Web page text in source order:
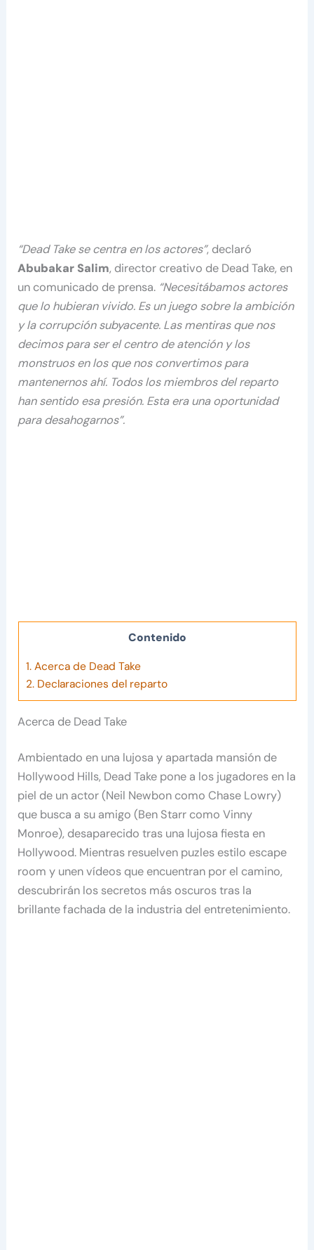
“Dead Take se centra en los actores”, declaró
Abubakar Salim, director creativo de Dead Take, en
un comunicado de prensa. “Necesitábamos actores
que lo hubieran vivido. Es un juego sobre la ambición
y la corrupción subyacente. Las mentiras que nos
decimos para ser el centro de atención y los
monstruos en los que nos convertimos para
mantenernos ahí. Todos los miembros del reparto
han sentido esa presión. Esta era una oportunidad
para desahogarnos”.
Contenido
1.Acerca de Dead Take
2.Declaraciones del reparto
Acerca de Dead Take
Ambientado en una lujosa y apartada mansión de
Hollywood Hills, Dead Take pone a los jugadores en la
piel de un actor (Neil Newbon como Chase Lowry)
que busca a su amigo (Ben Starr como Vinny
Monroe), desaparecido tras una lujosa fiesta en
Hollywood. Mientras resuelven puzles estilo escape
room y unen vídeos que encuentran por el camino,
descubrirán los secretos más oscuros tras la
brillante fachada de la industria del entretenimiento.